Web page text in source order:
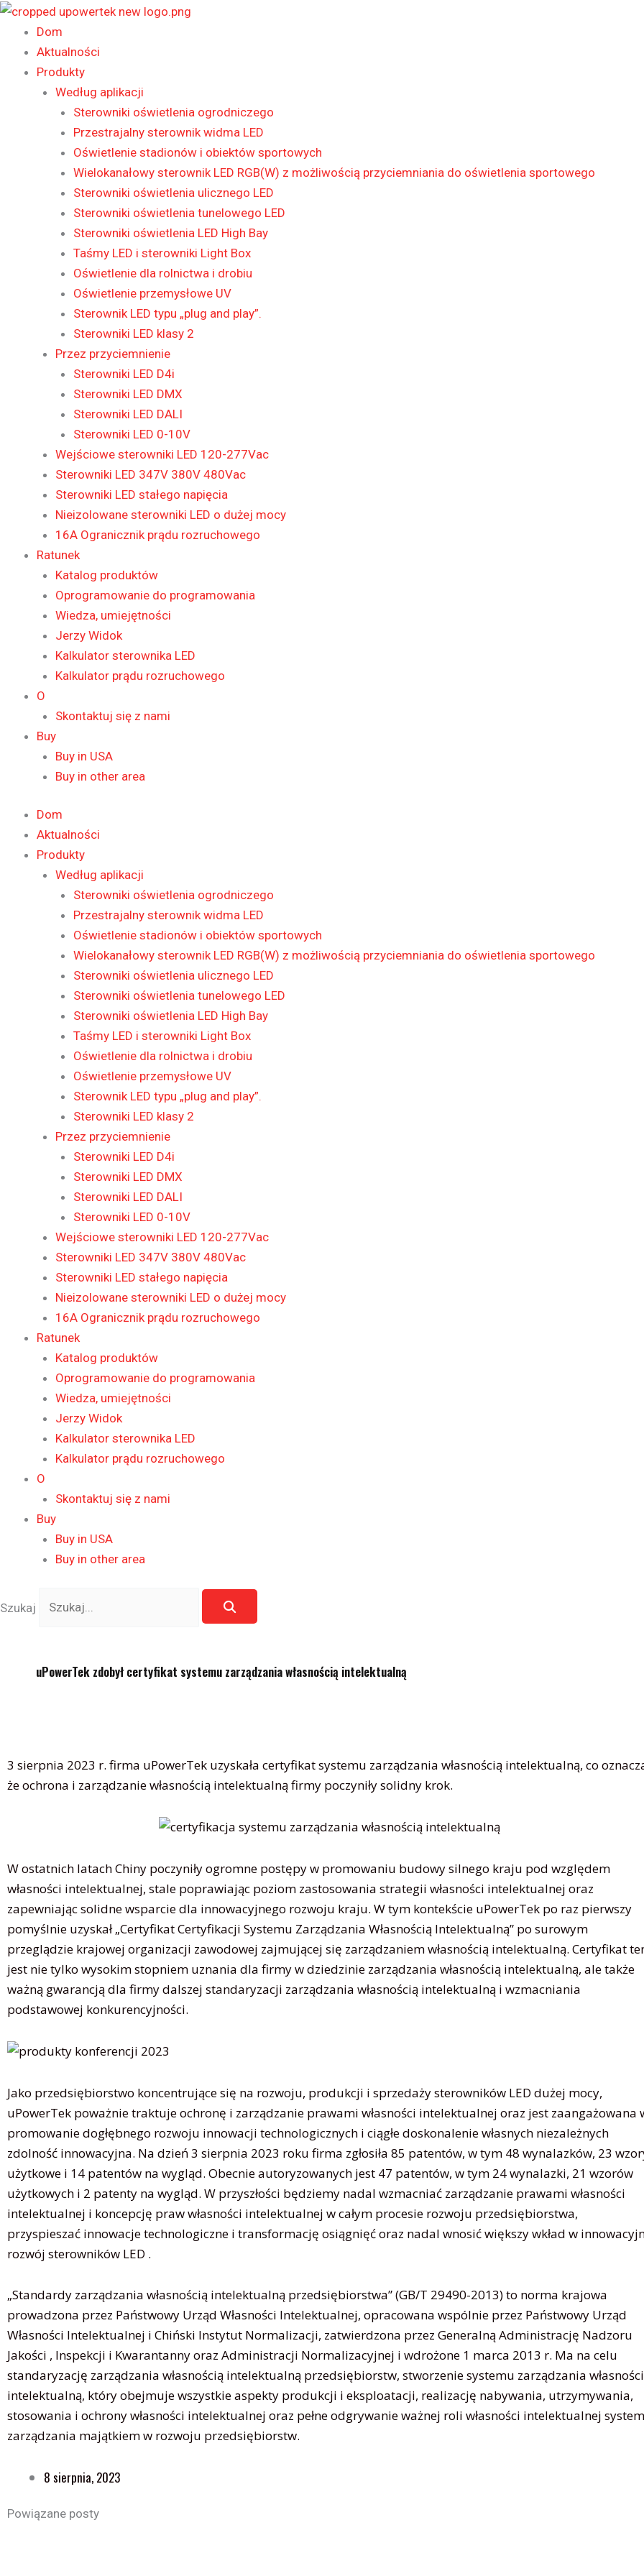
Przejdź
treści
Dom
Aktualności
Produkty
Według aplikacji
Sterowniki oświetlenia ogrodniczego
Przestrajalny sterownik widma LED
Oświetlenie stadionów i obiektów sportowych
Wielokanałowy sterownik LED RGB(W) z możliwością przyciemniania do oświetlenia sportowego
Sterowniki oświetlenia ulicznego LED
Sterowniki oświetlenia tunelowego LED
Sterowniki oświetlenia LED High Bay
Taśmy LED i sterowniki Light Box
Oświetlenie dla rolnictwa i drobiu
Oświetlenie przemysłowe UV
Sterownik LED typu „plug and play”.
Sterowniki LED klasy 2
Przez przyciemnienie
Sterowniki LED D4i
Sterowniki LED DMX
Sterowniki LED DALI
Sterowniki LED 0-10V
Wejściowe sterowniki LED 120-277Vac
Sterowniki LED 347V 380V 480Vac
Sterowniki LED stałego napięcia
Nieizolowane sterowniki LED o dużej mocy
16A Ogranicznik prądu rozruchowego
Ratunek
Katalog produktów
Oprogramowanie do programowania
Wiedza, umiejętności
Jerzy Widok
Kalkulator sterownika LED
Kalkulator prądu rozruchowego
O
Skontaktuj się z nami
Buy
Buy in USA
Buy in other area
Dom
Aktualności
Produkty
Według aplikacji
Sterowniki oświetlenia ogrodniczego
Przestrajalny sterownik widma LED
Oświetlenie stadionów i obiektów sportowych
Wielokanałowy sterownik LED RGB(W) z możliwością przyciemniania do oświetlenia sportowego
Sterowniki oświetlenia ulicznego LED
Sterowniki oświetlenia tunelowego LED
Sterowniki oświetlenia LED High Bay
Taśmy LED i sterowniki Light Box
Oświetlenie dla rolnictwa i drobiu
Oświetlenie przemysłowe UV
Sterownik LED typu „plug and play”.
Sterowniki LED klasy 2
Przez przyciemnienie
Sterowniki LED D4i
Sterowniki LED DMX
Sterowniki LED DALI
Sterowniki LED 0-10V
Wejściowe sterowniki LED 120-277Vac
Sterowniki LED 347V 380V 480Vac
Sterowniki LED stałego napięcia
Nieizolowane sterowniki LED o dużej mocy
16A Ogranicznik prądu rozruchowego
Ratunek
Katalog produktów
Oprogramowanie do programowania
Wiedza, umiejętności
Jerzy Widok
Kalkulator sterownika LED
Kalkulator prądu rozruchowego
O
Skontaktuj się z nami
Buy
Buy in USA
Buy in other area
Szukaj
uPowerTek zdobył certyfikat systemu zarządzania własnością intelektualną
3 sierpnia 2023 r. firma uPowerTek uzyskała certyfikat systemu zarządzania własnością intelektualną, co
że ​​ochrona i zarządzanie własnością intelektualną firmy poczyniły solidny krok.
W ostatnich latach Chiny poczyniły ogromne postępy w promowaniu budowy silnego kraju pod względem
własności intelektualnej, stale poprawiając poziom zastosowania strategii własności intelektualnej oraz
zapewniając solidne wsparcie dla innowacyjnego rozwoju kraju. W tym kontekście uPowerTek po raz pierwszy
pomyślnie uzyskał „Certyfikat Certyfikacji Systemu Zarządzania Własnością Intelektualną” po surowym
przeglądzie krajowej organizacji zawodowej zajmującej się zarządzaniem własnością intelektualną. Certyfikat
jest nie tylko wysokim stopniem uznania dla firmy w dziedzinie zarządzania własnością intelektualną, ale także
ważną gwarancją dla firmy dalszej standaryzacji zarządzania własnością intelektualną i wzmacniania
podstawowej konkurencyjności.
Jako przedsiębiorstwo koncentrujące się na rozwoju, produkcji i sprzedaży sterowników LED dużej mocy,
uPowerTek poważnie traktuje ochronę i zarządzanie prawami własności intelektualnej oraz jest zaangażowana
promowanie dogłębnego rozwoju innowacji technologicznych i ciągłe doskonalenie własnych niezależnych
zdolność innowacyjna. Na dzień 3 sierpnia 2023 roku firma zgłosiła 85 patentów, w tym 48 wynalazków, 23
użytkowe i 14 patentów na wygląd. Obecnie autoryzowanych jest 47 patentów, w tym 24 wynalazki, 21 wzorów
użytkowych i 2 patenty na wygląd. W przyszłości będziemy nadal wzmacniać zarządzanie prawami własności
intelektualnej i koncepcję praw własności intelektualnej w całym procesie rozwoju przedsiębiorstwa,
przyspieszać innowacje technologiczne i transformację osiągnięć oraz nadal wnosić większy wkład w
rozwój sterowników LED .
„Standardy zarządzania własnością intelektualną przedsiębiorstwa” (GB/T 29490-2013) to norma krajowa
prowadzona przez Państwowy Urząd Własności Intelektualnej, opracowana wspólnie przez Państwowy Urząd
Własności Intelektualnej i Chiński Instytut Normalizacji, zatwierdzona przez Generalną Administrację Nadzoru
Jakości , Inspekcji i Kwarantanny oraz Administracji Normalizacyjnej i wdrożone 1 marca 2013 r. Ma na celu
standaryzację zarządzania własnością intelektualną przedsiębiorstw, stworzenie systemu zarządzania
intelektualną, który obejmuje wszystkie aspekty produkcji i eksploatacji, realizację nabywania, utrzymywania,
stosowania i ochrony własności intelektualnej oraz pełne odgrywanie ważnej roli własności intelektualnej system
zarządzania majątkiem w rozwoju przedsiębiorstw.
8 sierpnia, 2023
Powiązane posty